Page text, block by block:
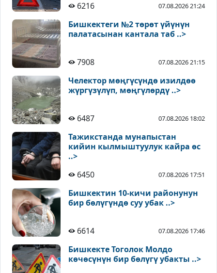
6216 07.08.2026 21:24
Бишкектеги №2 төрөт үйүнүн
палатасынан кантала таб ..>
7908 07.08.2026 21:15
Челектор мөңгүсүндө изилдөө
жүргүзүлүп, мөңгүлөрдү ..>
6487 07.08.2026 18:02
Тажикстанда мунапыстан
кийин кылмыштуулук кайра өс
..>
6450
07.08.2026 17:51
Бишкектин 10-кичи районунун
бир бөлүгүндө суу убак ..>
6614 07.08.2026 17:46
Бишкекте Тоголок Молдо
көчөсүнүн бир бөлүгү убакты ..>